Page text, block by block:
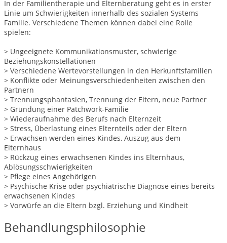
In der Familientherapie und Elternberatung geht es in erster
Linie um Schwierigkeiten innerhalb des sozialen Systems
Familie. Verschiedene Themen können dabei eine Rolle
spielen:
> Ungeeignete Kommunikationsmuster, schwierige
Beziehungskonstellationen
> Verschiedene Wertevorstellungen in den Herkunftsfamilien
> Konflikte oder Meinungsverschiedenheiten zwischen den
Partnern
> Trennungsphantasien, Trennung der Eltern, neue Partner
> Gründung einer Patchwork-Familie
> Wiederaufnahme des Berufs nach Elternzeit
> Stress, Überlastung eines Elternteils oder der Eltern
> Erwachsen werden eines Kindes, Auszug aus dem
Elternhaus
> Rückzug eines erwachsenen Kindes ins Elternhaus,
Ablösungsschwierigkeiten
> Pflege eines Angehörigen
> Psychische Krise oder psychiatrische Diagnose eines bereits
erwachsenen Kindes
> Vorwürfe an die Eltern bzgl. Erziehung und Kindheit
Behandlungsphilosophie